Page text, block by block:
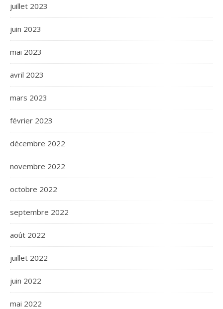
juillet 2023
juin 2023
mai 2023
avril 2023
mars 2023
février 2023
décembre 2022
novembre 2022
octobre 2022
septembre 2022
août 2022
juillet 2022
juin 2022
mai 2022